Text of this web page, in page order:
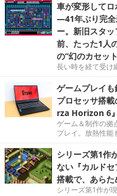
車が変形して
―41年ぶり完全
ー。新旧スタ
前、たった1人
の“幻のカセッ
長い時を経て受け
ゲームプレイ
プロセッサ搭
rza Horizon 6
ゲーム＆制作の拠
プレイ。放熱性能
シリーズ第1作
ない『カルド
搭載で、あらた
シリーズ第1作が